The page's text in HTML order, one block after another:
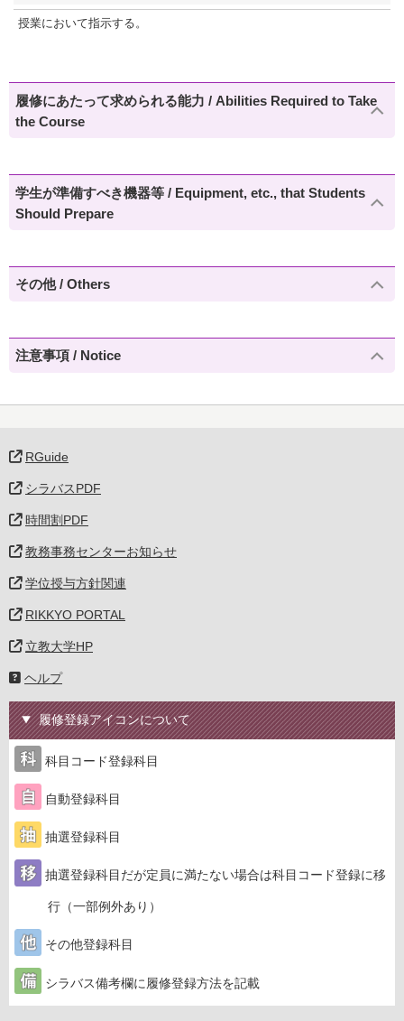
授業において指示する。
履修にあたって求められる能力 / Abilities Required to Take
the Course
学生が準備すべき機器等 / Equipment, etc., that Students
Should Prepare
その他 / Others
注意事項 / Notice
RGuide
シラバスPDF
時間割PDF
教務事務センターお知らせ
学位授与方針関連
RIKKYO PORTAL
立教大学HP
ヘルプ
履修登録アイコンについて
科目コード登録科目
自動登録科目
抽選登録科目
抽選登録科目だが定員に満たない場合は科目コード登録に移
行（一部例外あり）
その他登録科目
シラバス備考欄に履修登録方法を記載